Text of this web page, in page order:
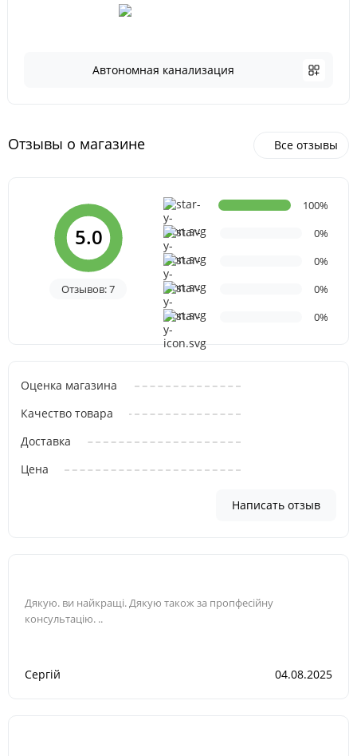
Автономная канализация
Отзывы о магазине Все отзывы
5.0
Отзывов: 7
100%
0%
0%
0%
0%
Оценка магазина
Качество товара
Доставка
Цена
Написать отзыв
Дякую. ви найкращі. Дякую також за пропфесійну
консультацію. ..
Сергій 04.08.2025